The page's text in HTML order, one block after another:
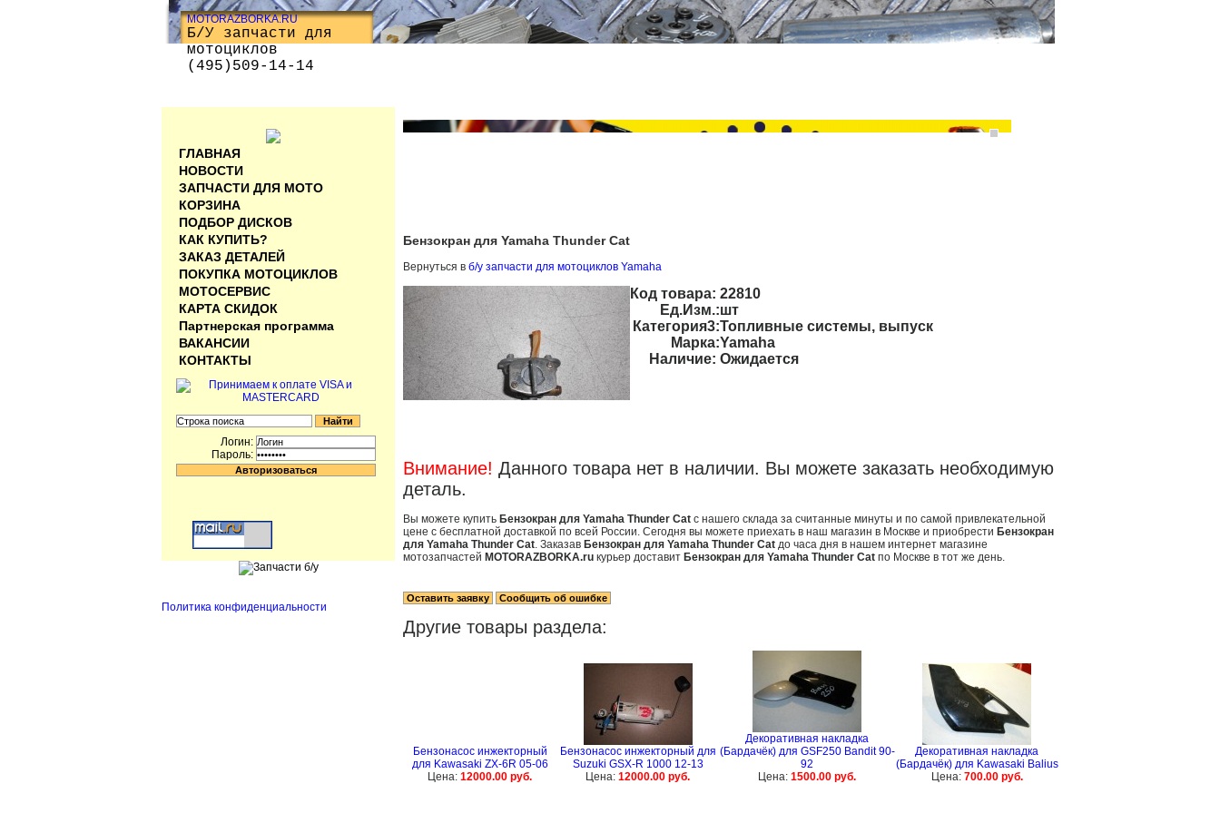
MOTORAZBORKA.RU
Б/У запчасти для
мотоциклов
(495)509-14-14
Бензокран для Yamaha Thunder Cat
Вернуться в б/у запчасти для мотоциклов Yamaha
Код товара: 22810
Ед.Изм.:шт
Категория3:Топливные системы, выпуск
Марка:Yamaha
Наличие: Ожидается
Внимание! Данного товара нет в наличии. Вы можете заказать необходимую
деталь.
Вы можете купить Бензокран для Yamaha Thunder Cat с нашего склада за считанные минуты и по самой привлекательной
цене с бесплатной доставкой по всей России. Сегодня вы можете приехать в наш магазин в Москве и приобрести Бензокран
для Yamaha Thunder Cat. Заказав Бензокран для Yamaha Thunder Cat до часа дня в нашем интернет магазине
мотозапчастей MOTORAZBORKA.ru курьер доставит Бензокран для Yamaha Thunder Cat по Москве в тот же день.
Другие товары раздела:
Бензонасос инжекторный
для Kawasaki ZX-6R 05-06
Цена: 12000.00 руб.
Бензонасос инжекторный для
Suzuki GSX-R 1000 12-13
Цена: 12000.00 руб.
Декоративная накладка
(Бардачёк) для GSF250 Bandit 90-
92
Цена: 1500.00 руб.
Декоративная накладка
(Бардачёк) для Kawasaki Balius
Цена: 700.00 руб.
ГЛАВНАЯ
НОВОСТИ
ЗАПЧАСТИ ДЛЯ МОТО
КОРЗИНА
ПОДБОР ДИСКОВ
КАК КУПИТЬ?
ЗАКАЗ ДЕТАЛЕЙ
ПОКУПКА МОТОЦИКЛОВ
МОТОСЕРВИС
КАРТА СКИДОК
Партнерская программа
ВАКАНСИИ
КОНТАКТЫ
Логин:
Пароль:
Политика конфиденциальности